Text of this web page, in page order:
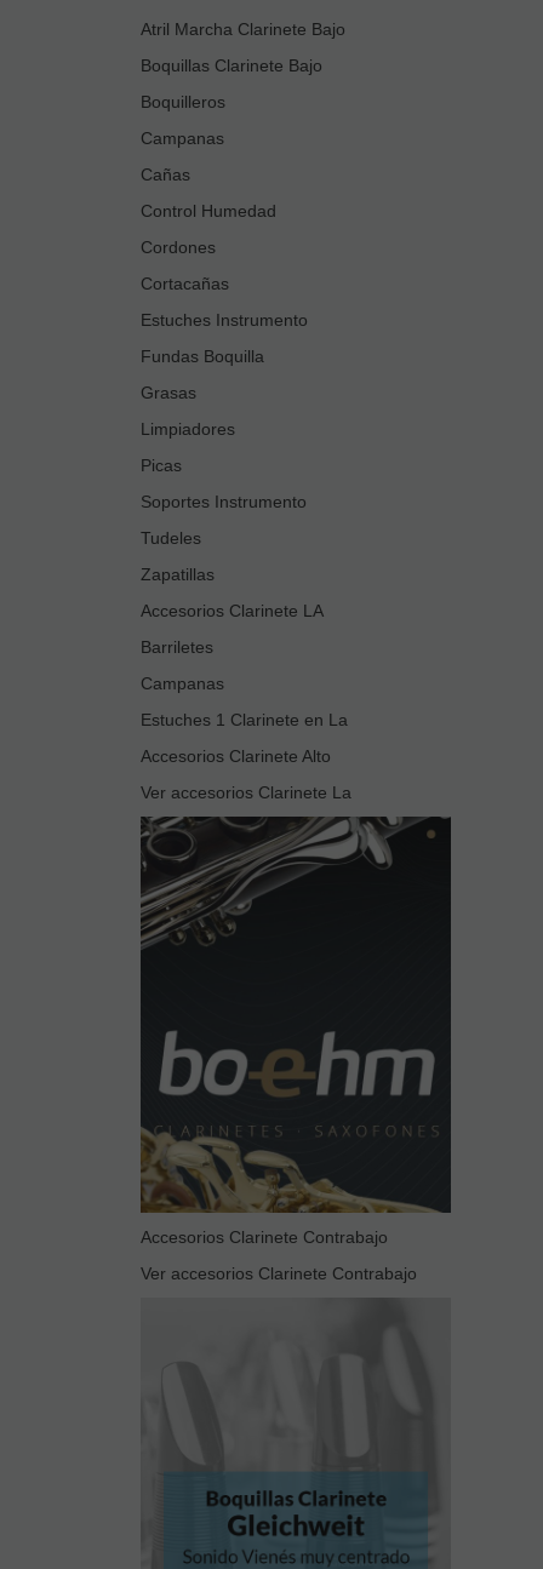
Atril Marcha Clarinete Bajo
Boquillas Clarinete Bajo
Boquilleros
Campanas
Cañas
Control Humedad
Cordones
Cortacañas
Estuches Instrumento
Fundas Boquilla
Grasas
Limpiadores
Picas
Soportes Instrumento
Tudeles
Zapatillas
Accesorios Clarinete LA
Barriletes
Campanas
Estuches 1 Clarinete en La
Accesorios Clarinete Alto
Ver accesorios Clarinete La
Accesorios Clarinete Contrabajo
Ver accesorios Clarinete Contrabajo